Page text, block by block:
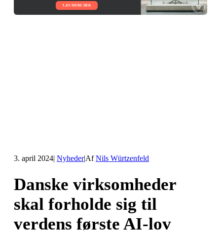
LÆS MERE HER
3. april 2024| Nyheder|AfNils Würtzenfeld
Danske virksomheder
skal forholde sig til
verdens første AI-lov